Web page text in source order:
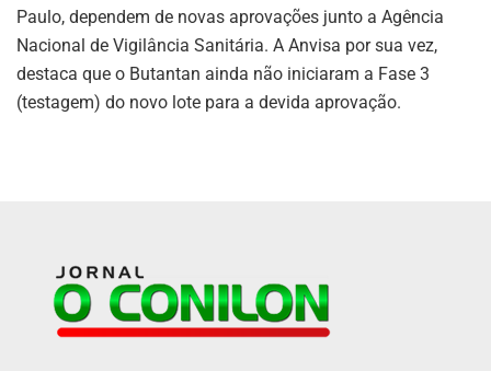
Paulo, dependem de novas aprovações junto a Agência
Nacional de Vigilância Sanitária. A Anvisa por sua vez,
destaca que o Butantan ainda não iniciaram a Fase 3
(testagem) do novo lote para a devida aprovação.